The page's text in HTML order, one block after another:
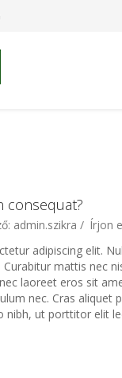
consequat?
admin.szikra / Írjon
adipiscing elit.
mattis nec
laoreet eros sit
nec. Cras
ut porttitor elit